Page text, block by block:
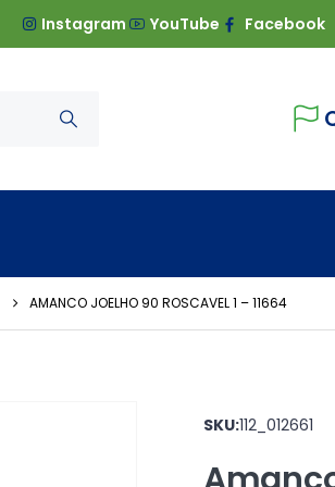
Instagram YouTube Facebook
AMANCO JOELHO 90 ROSCAVEL 1 – 11664
SKU:112_012661